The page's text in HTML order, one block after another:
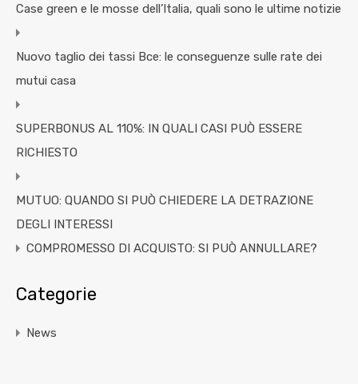
Case green e le mosse dell’Italia, quali sono le ultime notizie
Nuovo taglio dei tassi Bce: le conseguenze sulle rate dei
mutui casa
SUPERBONUS AL 110%: IN QUALI CASI PUÒ ESSERE
RICHIESTO
MUTUO: QUANDO SI PUÒ CHIEDERE LA DETRAZIONE
DEGLI INTERESSI
COMPROMESSO DI ACQUISTO: SI PUÒ ANNULLARE?
Categorie
News